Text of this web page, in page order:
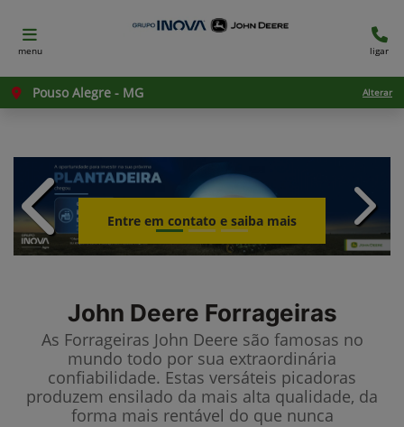
menu ligar
Pouso Alegre - MG Alterar
Entre em contato e saiba mais
templates.template-
John Deere Forrageiras
As Forrageiras John Deere são famosas no
mundo todo por sua extraordinária
confiabilidade. Estas versáteis picadoras
produzem ensilado da mais alta qualidade, da
forma mais rentável do que nunca